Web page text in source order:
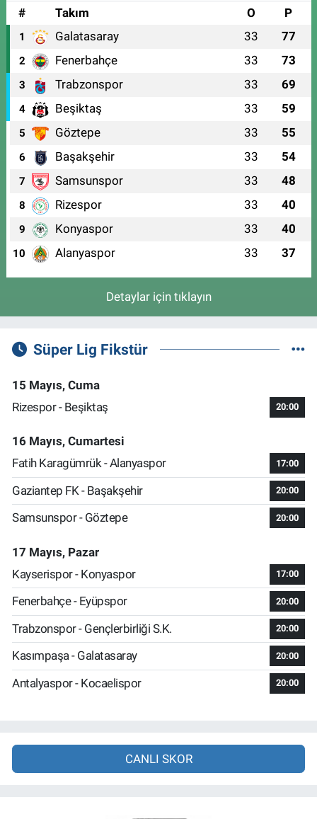
#
Takım O P
1 Galatasaray 33 77
2 Fenerbahçe 33 73
3 Trabzonspor 33 69
4 Beşiktaş 33 59
5 Göztepe 33 55
6 Başakşehir 33 54
7 Samsunspor 33 48
8 Rizespor 33 40
9 Konyaspor 33 40
10 Alanyaspor 33 37
Detaylar için tıklayın
Süper Lig Fikstür
15 Mayıs, Cuma
Rizespor - Beşiktaş
20:00
16 Mayıs, Cumartesi
Fatih Karagümrük - Alanyaspor
17:00
Gaziantep FK - Başakşehir 20:00
Samsunspor - Göztepe 20:00
17 Mayıs, Pazar
Kayserispor - Konyaspor
17:00
Fenerbahçe - Eyüpspor 20:00
Trabzonspor - Gençlerbirliği S.K. 20:00
Kasımpaşa - Galatasaray 20:00
Antalyaspor - Kocaelispor 20:00
CANLI SKOR